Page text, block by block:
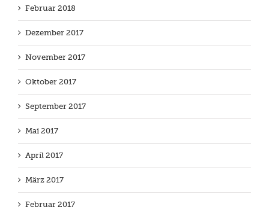
Februar 2018
Dezember 2017
November 2017
Oktober 2017
September 2017
Mai 2017
April 2017
März 2017
Februar 2017